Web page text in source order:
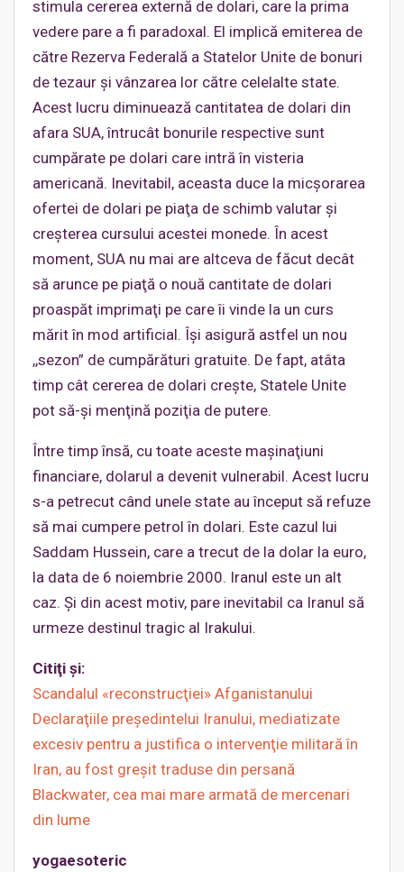
stimula cererea externă de dolari, care la prima
vedere pare a fi paradoxal. El implică emiterea de
către Rezerva Federală a Statelor Unite de bonuri
de tezaur şi vânzarea lor către celelalte state.
Acest lucru diminuează cantitatea de dolari din
afara SUA, întrucât bonurile respective sunt
cumpărate pe dolari care intră în visteria
americană. Inevitabil, aceasta duce la micşorarea
ofertei de dolari pe piaţa de schimb valutar şi
creşterea cursului acestei monede. În acest
moment, SUA nu mai are altceva de făcut decât
să arunce pe piaţă o nouă cantitate de dolari
proaspăt imprimaţi pe care îi vinde la un curs
mărit în mod artificial. Îşi asigură astfel un nou
,,sezon” de cumpărături gratuite. De fapt, atâta
timp cât cererea de dolari creşte, Statele Unite
pot să-şi menţină poziţia de putere.
Între timp însă, cu toate aceste maşinaţiuni
financiare, dolarul a devenit vulnerabil. Acest lucru
s-a petrecut când unele state au început să refuze
să mai cumpere petrol în dolari. Este cazul lui
Saddam Hussein, care a trecut de la dolar la euro,
la data de 6 noiembrie 2000. Iranul este un alt
caz. Şi din acest motiv, pare inevitabil ca Iranul să
urmeze destinul tragic al Irakului.
Citiţi şi:
Scandalul «reconstrucţiei» Afganistanului
Declaraţiile preşedintelui Iranului, mediatizate
excesiv pentru a justifica o intervenţie militară în
Iran, au fost greşit traduse din persană
Blackwater, cea mai mare armată de mercenari
din lume
yogaesoteric